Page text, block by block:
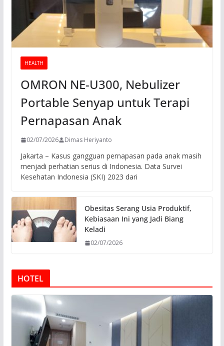
HEALTH
OMRON NE-U300, Nebulizer
Portable Senyap untuk Terapi
Pernapasan Anak
02/07/2026 Dimas Heriyanto
Jakarta – Kasus gangguan pernapasan pada anak masih
menjadi perhatian serius di Indonesia. Data Survei
Kesehatan Indonesia (SKI) 2023 dari
Obesitas Serang Usia Produktif,
Kebiasaan Ini yang Jadi Biang
Keladi
02/07/2026
HOTEL